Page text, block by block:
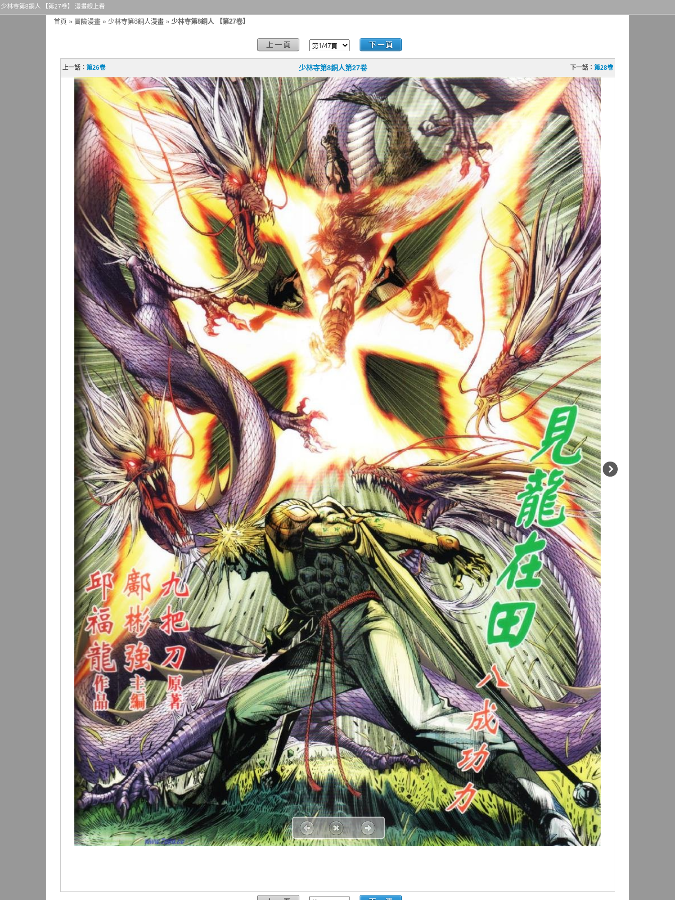
少林寺第8銅人 【第27卷】 漫畫線上看
首頁 » 冒險漫畫 » 少林寺第8銅人漫畫 » 少林寺第8銅人 【第27卷】
上一話： 第26卷 少林寺第8銅人第27卷 下一話： 第28卷